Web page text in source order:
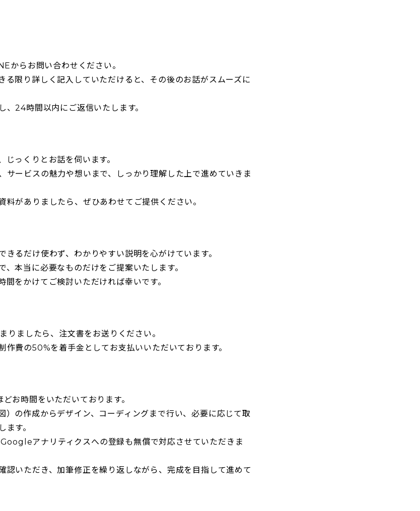
からお問い合わせください。
る限り詳しく記入していただけると、その後のお話がスムーズに
、24時間以内にご返信いたします。
っくりとお話を伺います。
サービスの魅力や想いまで、しっかり理解した上で進めていきま
料がありましたら、ぜひあわせてご提供ください。
きるだけ使わず、わかりやすい説明を心がけています。
、本当に必要なものだけをご提案いたします。
間をかけてご検討いただければ幸いです。
りましたら、注文書をお送りください。
作費の50%を着手金としてお支払いいただいております。
お時間をいただいております。
）の作成からデザイン、コーディングまで行い、必要に応じて取
ます。
アナリティクスへの登録も無償で対応させていただきま
認いただき、加筆修正を繰り返しながら、完成を目指して進めて